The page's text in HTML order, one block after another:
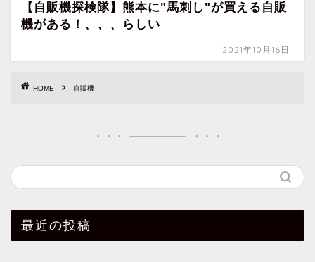
【自販機探検隊】熊本に"馬刺し"が買える自販
機がある！、、、らしい
2021年10月16日
HOME 自販機
最近の投稿